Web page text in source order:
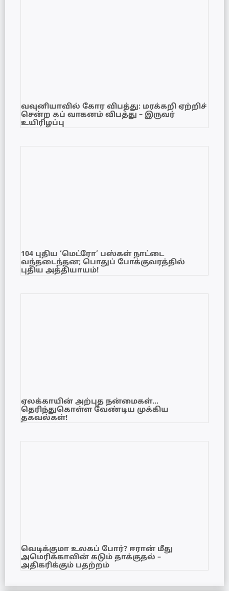
வவுனியாவில் கோர விபத்து: மரக்கறி ஏற்றிச்
சென்ற கப் வாகனம் விபத்து – இருவர்
உயிரிழப்பு
104 புதிய ‘மெட்ரோ’ பஸ்கள் நாட்டை
வந்தடைந்தன; பொதுப் போக்குவரத்தில்
புதிய அத்தியாயம்!
ஏலக்காயின் அற்புத நன்மைகள்…
தெரிந்துகொள்ள வேண்டிய முக்கிய
தகவல்கள்!
வெடிக்குமா உலகப் போர்? ஈரான் மீது
அமெரிக்காவின் கடும் தாக்குதல் –
அதிகரிக்கும் பதற்றம்